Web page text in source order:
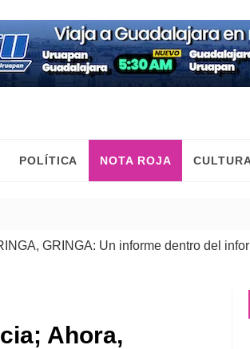
POLÍTICA NOTA ROJA
GRINGA: Un informe dentro del informe | 06
Ahora,